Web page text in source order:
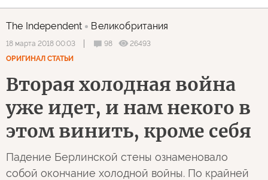
The Independent Великобритания
18 марта 2018 00:03 98
26493
ОРИГИНАЛ СТАТЬИ
Вторая холодная война
уже идет, и нам некого в
этом винить, кроме себя
Падение Берлинской стены ознаменовало
собой окончание холодной войны. По крайней